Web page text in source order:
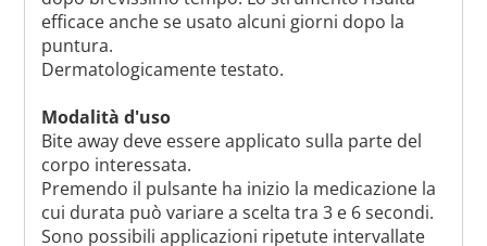
efficace anche se usato alcuni giorni dopo la
puntura.
Dermatologicamente testato.
Modalità d'uso
Bite away deve essere applicato sulla parte del
corpo interessata.
Premendo il pulsante ha inizio la medicazione la
cui durata può variare a scelta tra 3 e 6 secondi.
Sono possibili applicazioni ripetute intervallate